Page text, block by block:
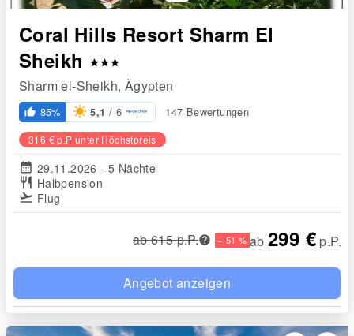
Coral Hills Resort Sharm El
Sheikh
starstarstar
Sharm el-Sheikh, Ägypten
thumb_up_alt 85% 5,1 / 6 147 Bewertungen
316 € p.P unter Höchstpreis
calendar_month 29.11.2026 - 5 Nächte
restaurant Halbpension
flight_takeoff Flug
ab 615 p.P. − 51 % ab 299 € p.P.
Angebot anzeigen